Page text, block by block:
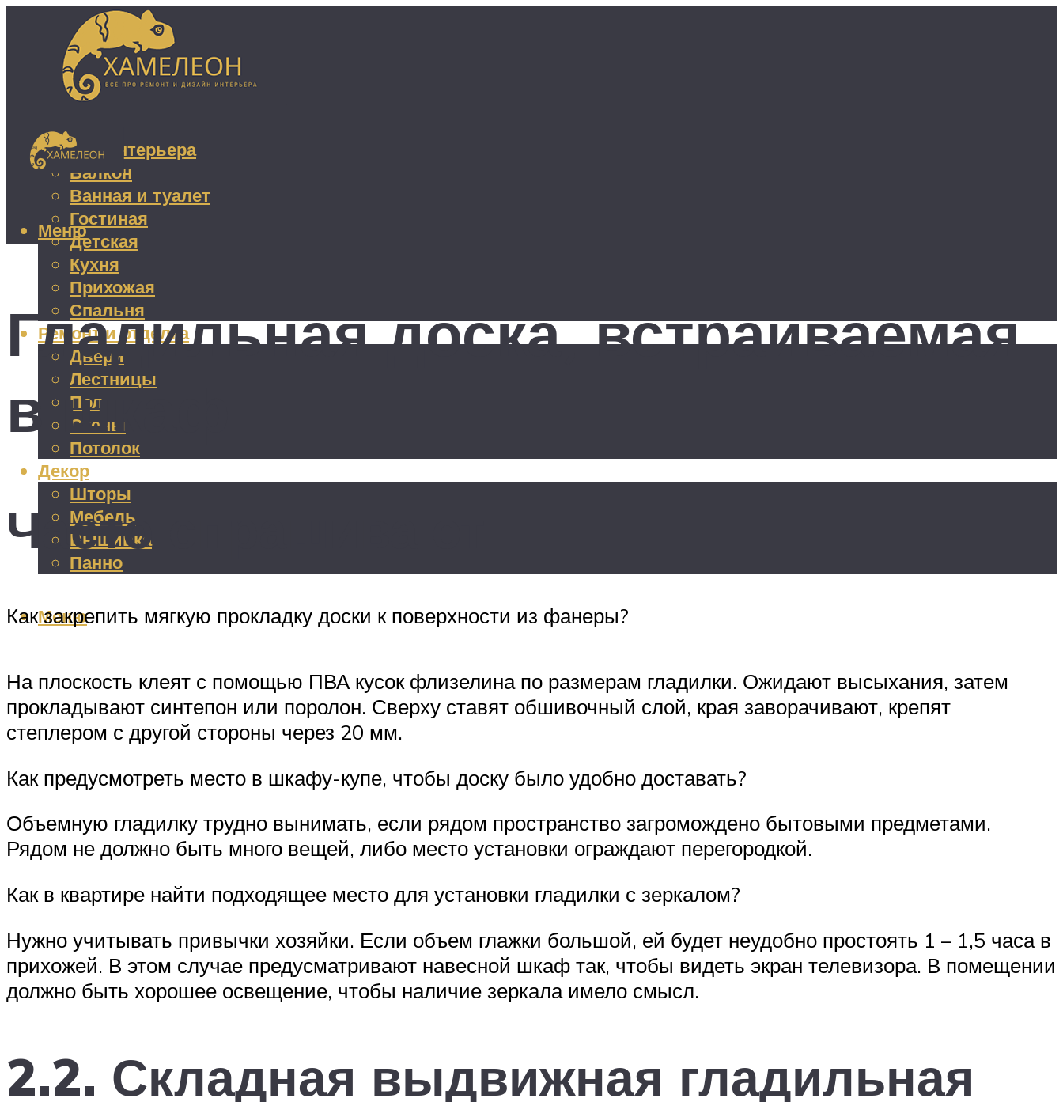
Дизайн интерьера
Балкон
Ванная и туалет
Гостиная
Детская
Кухня
Прихожая
Спальня
Ремонт и отделка
Двери
Лестницы
Пол
Стены
Потолок
Декор
Шторы
Мебель
Вышивка
Панно
Меню
Меню
Гладильная доска, встраиваемая
в шкаф
Часто спрашивают
Как закрепить мягкую прокладку доски к поверхности из фанеры?
На плоскость клеят с помощью ПВА кусок флизелина по размерам гладилки. Ожидают высыхания, затем
прокладывают синтепон или поролон. Сверху ставят обшивочный слой, края заворачивают, крепят
степлером с другой стороны через 20 мм.
Как предусмотреть место в шкафу-купе, чтобы доску было удобно доставать?
Объемную гладилку трудно вынимать, если рядом пространство загромождено бытовыми предметами.
Рядом не должно быть много вещей, либо место установки ограждают перегородкой.
Как в квартире найти подходящее место для установки гладилки с зеркалом?
Нужно учитывать привычки хозяйки. Если объем глажки большой, ей будет неудобно простоять 1 – 1,5 часа в
прихожей. В этом случае предусматривают навесной шкаф так, чтобы видеть экран телевизора. В помещении
должно быть хорошее освещение, чтобы наличие зеркала имело смысл.
2.2. Складная выдвижная гладильная